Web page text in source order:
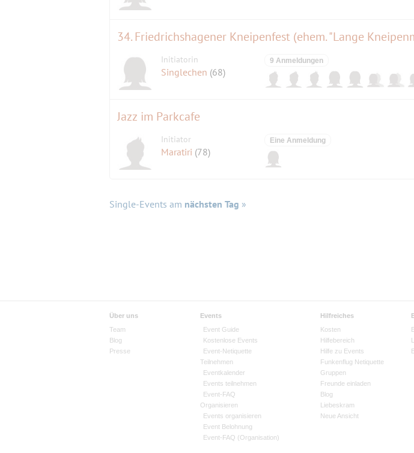
34. Friedrichshagener Kneipenfest (ehem. "Lange
Initiatorin
Singlechen (68)
9 Anmeldungen
Jazz im Parkcafe
Initiator
Maratiri (78)
Eine Anmeldung
Single-Events am nächsten Tag »
Über uns
Team
Blog
Presse
Events
Event Guide
Kostenlose Events
Event-Netiquette
Teilnehmen
Eventkalender
Events teilnehmen
Event-FAQ
Organisieren
Events organisieren
Event Belohnung
Event-FAQ (Organisation)
Hilfreiches
Kosten
Hilfebereich
Hilfe zu Events
Funkenflug Netiquette
Gruppen
Freunde einladen
Blog
Liebeskram
Neue Ansicht